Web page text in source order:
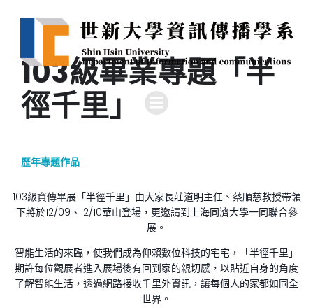
103級畢業專題「半
徑千里」
歷年專題作品
103級資傳畢展「半徑千里」由大家長莊道明主任、蔡順慈教授帶領
下將於12/09、12/10華山登場，更邀請到上海同濟大學一同聯合參
展。
智能生活的來臨，使我們成為仰賴數位科技的宅宅，「半徑千里」
期許每位觀展者進入展場後有回到家的親切感，以貼近自身的角度
了解智能生活，透過網路接收千里外資訊，讓每個人的家都如同全
世界。